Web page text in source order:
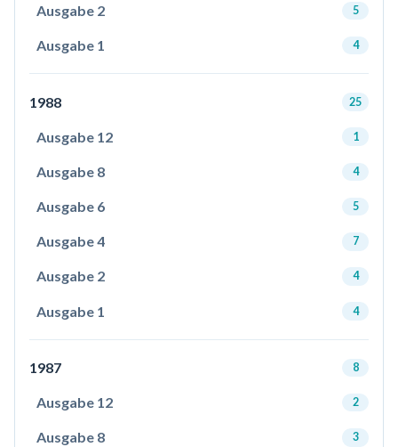
Ausgabe 2 5
Ausgabe 1 4
1988 25
Ausgabe 12 1
Ausgabe 8 4
Ausgabe 6 5
Ausgabe 4 7
Ausgabe 2 4
Ausgabe 1 4
1987 8
Ausgabe 12 2
Ausgabe 8 3